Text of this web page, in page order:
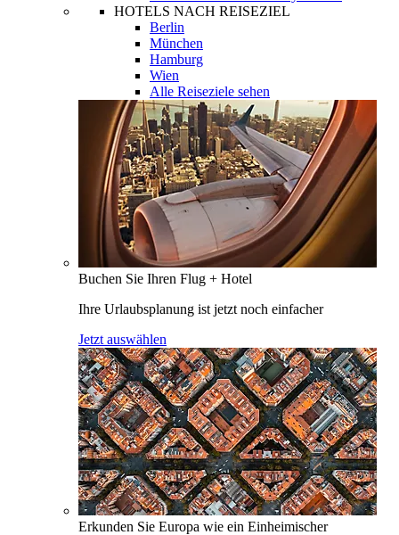
HOTELS NACH REISEZIEL
Berlin
München
Hamburg
Wien
Alle Reiseziele sehen
Buchen Sie Ihren Flug + Hotel
Ihre Urlaubsplanung ist jetzt noch einfacher
Jetzt auswählen
Erkunden Sie Europa wie ein Einheimischer